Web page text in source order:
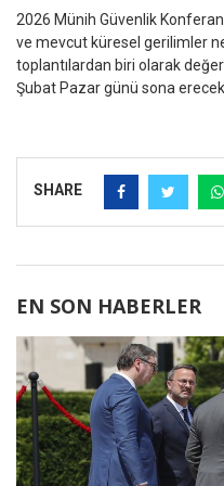
2026 Münih Güvenlik
ve mevcut küresel gerilimler
toplantılardan biri olarak
Şubat Pazar günü sona erecek.
SHARE
EN SON HABERLER